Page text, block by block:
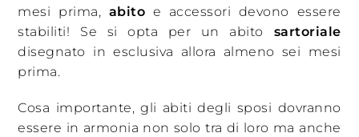
mesi prima, abito e accessori devono essere
stabiliti! Se si opta per un abito sartoriale
disegnato in esclusiva allora almeno sei mesi
prima.
Cosa importante, gli abiti degli sposi dovranno
essere in armonia non solo tra di loro ma anche